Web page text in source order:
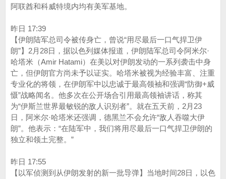
阿联酋和科威特境内均有美军基地。
昨日 17:39
【伊朗陆军总司令被传身亡，曾说“用尽最后一口气捍卫伊
朗”】2月28日，据以色列媒体报道，伊朗陆军总司令阿米尔·
哈塔米（Amir Hatami）在美以对伊朗发动的一系列袭击中身
亡，但伊朗官方尚未予以证实。哈塔米被视为经验丰富、注重
专业化的将领，在伊朗军中以忠诚于最高领袖和强调“防御+威
慑”战略闻名。他多次在公开场合引用最高领袖讲话，称其
为“伊斯兰世界最敏锐的敌人识别者”。就在五天前，2月23
日，阿米尔·哈塔米还强调，德黑兰不会允许“敌人吞噬大伊
朗”。他表示：“在陆军中，我们将用尽最后一口气捍卫伊朗的
独立和领土完整。”
昨日 17:55
【以军侦测到从伊朗发射的新一批导弹】当地时间28日，以色